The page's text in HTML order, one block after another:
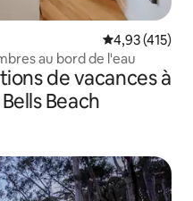
Évaluation
4,93 (415)
au bord de l'eau
de vacances à
Beach
appréciés